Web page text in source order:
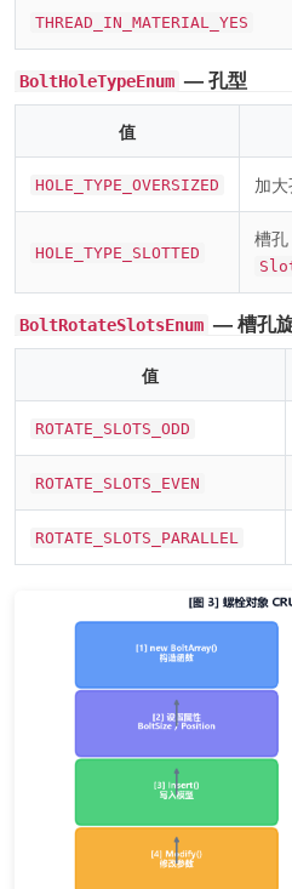
THREAD_IN_MATERIAL_YES
BoltHoleTypeEnum — 孔型
值
HOLE_TYPE_OVERSIZED 加
HOLE_TYPE_SLOTTED
槽
BoltRotateSlotsEnum — 槽孔
值
ROTATE_SLOTS_ODD
ROTATE_SLOTS_EVEN
ROTATE_SLOTS_PARALLEL